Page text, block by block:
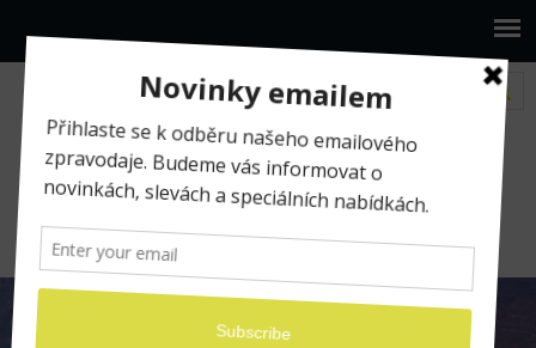
www.ilumio.cz
Fotografické expedice
Fotoexpedice Lofoty 2018
Fotoexpedice Lofoty